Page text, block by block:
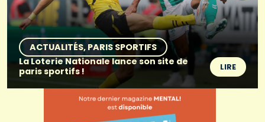
ACTUALITÉS PARIS SPORTIFS
La Loterie Nationale lance son site de
paris sportifs !
LIRE